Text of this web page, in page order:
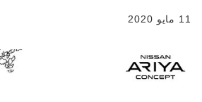
11 مايو 2020